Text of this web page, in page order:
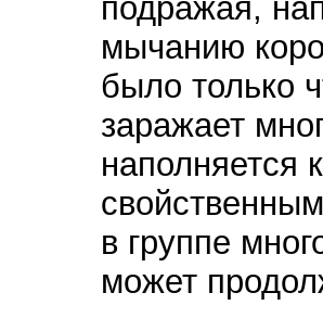
подражая,
мычанию
было только
заражает
наполняется
в группе
может